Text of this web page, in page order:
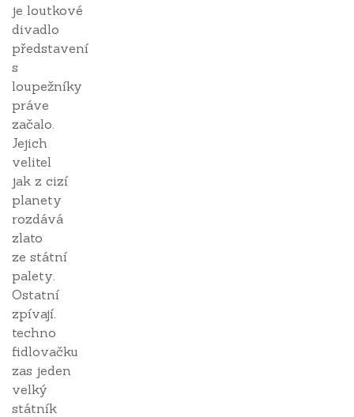
je loutkové
divadlo
představení
s
loupežníky
práve
začalo.
Jejich
velitel
jak z cizí
planety
rozdává
zlato
ze státní
palety.
Ostatní
zpívají.
techno
fidlovačku
zas jeden
velký
státník